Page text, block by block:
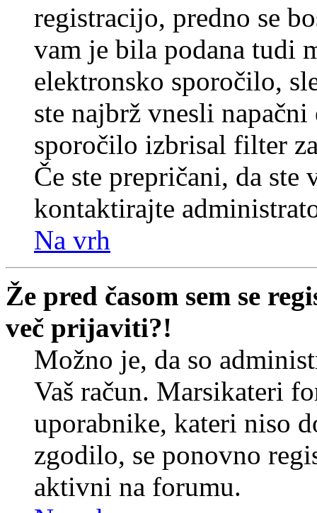
registracijo, predno se
vam je bila podana tudi
elektronsko sporočilo,
ste najbrž vnesli
sporočilo izbrisal filter
Če ste prepričani, da
kontaktirajte
Na vrh
Že pred časom sem se
več prijaviti?!
Možno je, da so
Vaš račun. Marsikateri
uporabnike, kateri niso
zgodilo, se ponovno
aktivni na forumu.